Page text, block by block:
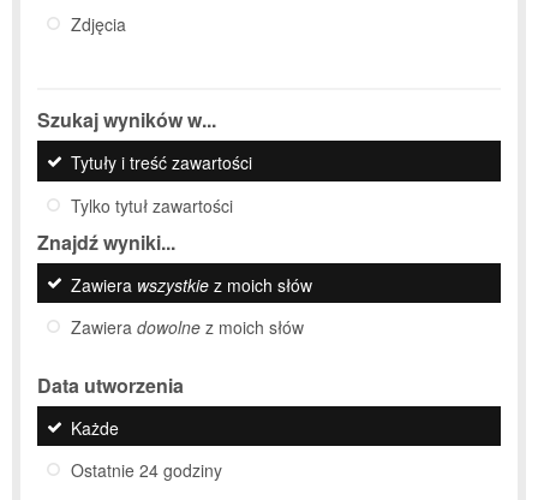
Zdjęcia
Szukaj wyników w...
Tytuły i treść zawartości
Tylko tytuł zawartości
Znajdź wyniki...
Zawiera wszystkie z moich słów
Zawiera dowolne z moich słów
Data utworzenia
Każde
Ostatnie 24 godziny